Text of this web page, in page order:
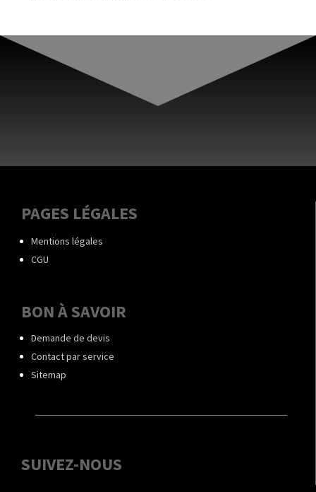
PAGES LÉGALES
Mentions légales
CGU
BON À SAVOIR
Demande de devis
Contact par service
Sitemap
SUIVEZ-NOUS